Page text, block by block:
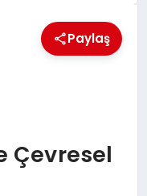
Paylaş
Çevresel